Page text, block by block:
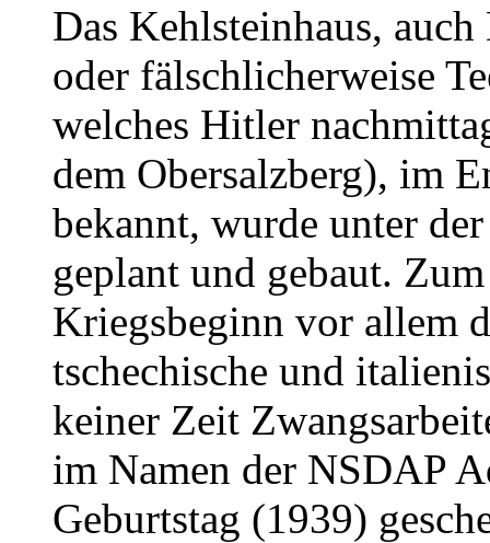
Das Kehlsteinhaus,
oder fälschlicherweise
welches Hitler
dem Obersalzberg), im
bekannt, wurde unter
geplant und gebaut.
Kriegsbeginn vor allem
tschechische und
keiner Zeit
im Namen der NSDAP
Geburtstag (1939)